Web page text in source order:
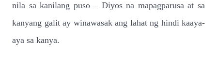
nila sa kanilang puso – Diyos na mapagparusa at sa
kanyang galit ay winawasak ang lahat ng hindi kaaya-
aya sa kanya.